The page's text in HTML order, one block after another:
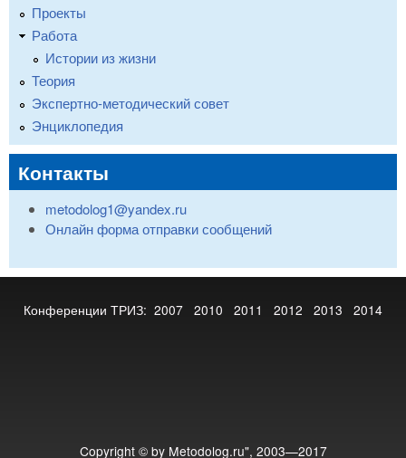
Проекты
Работа
Истории из жизни
Теория
Экспертно-методический совет
Энциклопедия
Контакты
metodolog1@yandex.ru
Онлайн форма отправки сообщений
Конференции ТРИЗ: 2007 2010 2011 2012 2013 2014
Copyright © by Metodolog.ru", 2003—2017